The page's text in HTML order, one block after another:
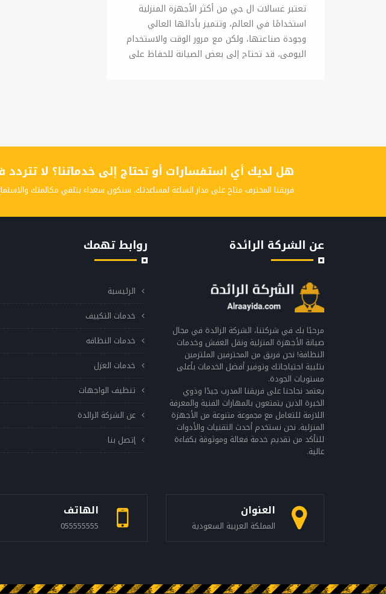
تعتبر غسالات ال جي من أكثر الأجهزة المنزلية
استخدامًا في العالم، وتتميز بأدائها العالي
وجودة صناعتها، ولكن مع مرور الوقت والاستخدام
اليومي، قد تحتاج إلى بعض الصيانة للحفاظ على
التنظيف المخصص لغسالات الأطباق لتنظيفها،
كما يمكن استخدام خل أبيض والخليط بالماء ورشه
على المكان المتسخ لتنظيفه. التحقق من الأنابيب
والخراطيم يجب التأكد من سلامة الأنابيب
هناك تسريب في أي منها، فقد يؤدي ذلك إلى
تلف الجهاز. التحقق من المرشح تحتوي بعض
غسالات ال جي على مرشح يجب تنظيفه بانتظام
لتجنب تراكم الأوساخ والرواسب، ويمكن تنظيف
المرشح بسهولة باستخدام الماء الفاتر والصابون.
التحقق من الحزام يجب التحقق من حزام الغسالة
بانتظام للتأكد من سلامته، فإذا كان هناك أي
تلف في الحزام، فقد يؤدي ذلك إلى توقف الجهاز
عن العمل. التحقق من الدوران يجب التأكد من
دوران الغسالة بانتظام، فإذا كانت تتحرك بطريقة
غير طبيعية، فقد يشير ذلك إلى وجود مشكلة
في الأنابيب أو الحزام. توخي الحذر عند استخدام
المواد الكيميائية يجب توخي الحذر عند استخدام
المواد الكيميائية مثل المنظفات والمبيضات
وغيرها، وتجنب استخدامها بكميات كبيرة، حيث
يمكن أن تتراكم في الأنابيب والخراطيم وتؤثر على
جميع أجزائه، وفي حالة وجود أي تلف في الجهاز
يجب استدعاء فني صيانة مؤهل لإصلاحه. اتباع
الإرشادات الصحيحة للاستخدام يجب اتباع
الإرشادات الصحيحة للاستخدام الموجودة في دليل
يجب الاهتمام بصيانة غسالات ال جي بانتظام
هل لديك أي استفسارات أو تحتاج إلى خدماتنا؟ لا تتردد
فريقنا المحترف متاح على مدار الساعة لمساعدتك. سنكون سعداء بتلقي مكالمتك
عن الشركة الرائدة
مرحبًا بك في شركتنا، الشركة الرائدة في مجال
صيانة الأجهزة المنزلية ونقل العفش وخدمات
النظافة! نحن فريق من المحترفين الملتزمين
بتلبية احتياجاتك وتوفير أفضل الخدمات بأعلى
مستويات الجودة.
يعتمد نجاحنا على فريقنا المدرب جيدًا وذوي
الخبرة الذين يتمتعون بالمهارات الفنية والمعرفة
اللازمة للتعامل مع مجموعة متنوعة من الأجهزة
المنزلية. نحن نستخدم أحدث التقنيات والأدوات
للتأكد من تقديم خدمة فعالة وموثوقة بكفاءة
عالية.
روابط تهمك
الرئيسية
خدمات التكييف
خدمات النظافه
خدمات العزل
تنظيف الواجهات
عن الشركة الرائدة
إتصل بنا
العنوان
المملكة العربية السعودية
الهاتف
055555555